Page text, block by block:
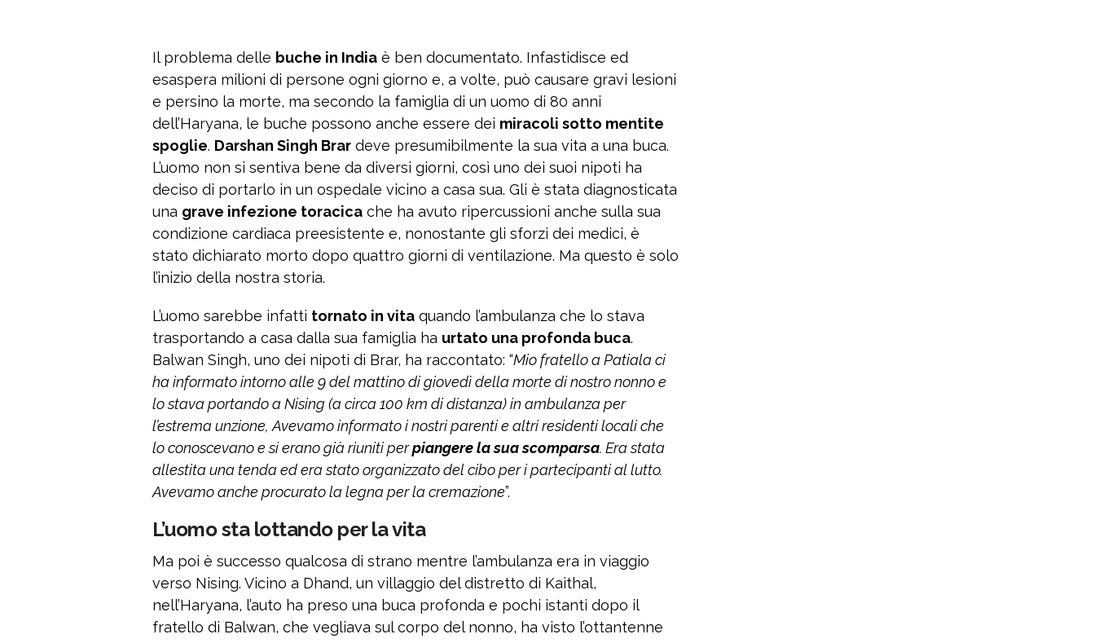
Il problema delle buche in India è ben documentato. Infastidisce ed
esaspera milioni di persone ogni giorno e, a volte, può causare gravi lesioni
e persino la morte, ma secondo la famiglia di un uomo di 80 anni
dell’Haryana, le buche possono anche essere dei miracoli sotto mentite
spoglie. Darshan Singh Brar deve presumibilmente la sua vita a una buca.
L’uomo non si sentiva bene da diversi giorni, così uno dei suoi nipoti ha
deciso di portarlo in un ospedale vicino a casa sua. Gli è stata diagnosticata
una grave infezione toracica che ha avuto ripercussioni anche sulla sua
condizione cardiaca preesistente e, nonostante gli sforzi dei medici, è
stato dichiarato morto dopo quattro giorni di ventilazione. Ma questo è solo
l’inizio della nostra storia.
L’uomo sarebbe infatti tornato in vita quando l’ambulanza che lo stava
trasportando a casa dalla sua famiglia ha urtato una profonda buca.
Balwan Singh, uno dei nipoti di Brar, ha raccontato: “Mio fratello a Patiala ci
ha informato intorno alle 9 del mattino di giovedì della morte di nostro nonno e
lo stava portando a Nising (a circa 100 km di distanza) in ambulanza per
l’estrema unzione, Avevamo informato i nostri parenti e altri residenti locali che
lo conoscevano e si erano già riuniti perpiangere la sua scomparsa. Era stata
allestita una tenda ed era stato organizzato del cibo per i partecipanti al lutto.
Avevamo anche procurato la legna per la cremazione”.
L’uomo sta lottando per la vita
Ma poi è successo qualcosa di strano mentre l’ambulanza era in viaggio
verso Nising. Vicino a Dhand, un villaggio del distretto di Kaithal,
nell’Haryana, l’auto ha preso una buca profonda e pochi istanti dopo il
fratello di Balwan, che vegliava sul corpo del nonno, ha visto l’ottantenne